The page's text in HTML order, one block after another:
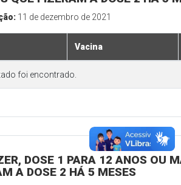
11 de dezembro de 2021
Vacina
foi encontrado.
DOSE 1 PARA 12 ANOS OU
A DOSE 2 HÁ 5 MESES